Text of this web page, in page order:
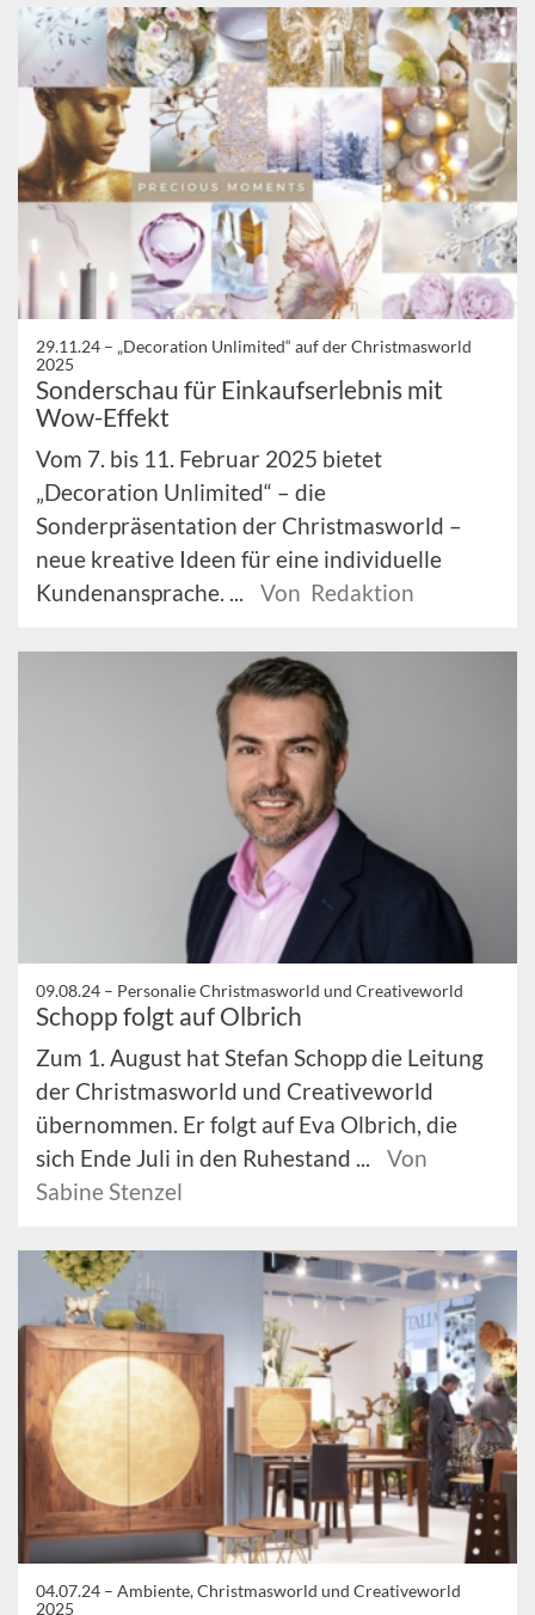
29.11.24 – „Decoration Unlimited“ auf der Christmasworld
2025
Sonderschau für Einkaufserlebnis mit
Wow-Effekt
Vom 7. bis 11. Februar 2025 bietet
„Decoration Unlimited“ – die
Sonderpräsentation der Christmasworld –
neue kreative Ideen für eine individuelle
Kundenansprache. ...
Von Redaktion
09.08.24 – Personalie Christmasworld und Creativeworld
Schopp folgt auf Olbrich
Zum 1. August hat Stefan Schopp die Leitung
der Christmasworld und Creativeworld
übernommen. Er folgt auf Eva Olbrich, die
sich Ende Juli in den Ruhestand ...
Von
Sabine Stenzel
04.07.24 – Ambiente, Christmasworld und Creativeworld
2025